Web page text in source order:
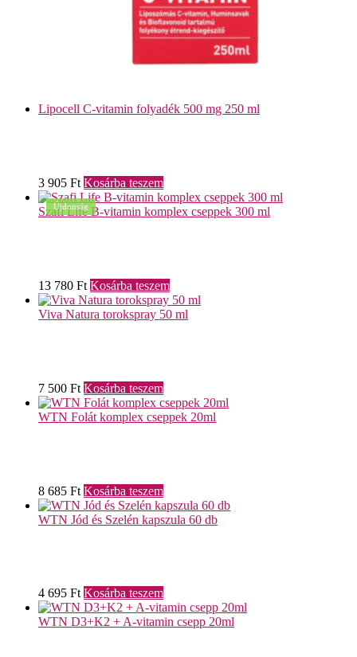
Lipocell C-vitamin folyadék 500 mg 250 ml
3 905 Ft Kosárba teszem
Újdonság
Szafi Life B-vitamin komplex cseppek 300 ml
13 780 Ft Kosárba teszem
Viva Natura torokspray 50 ml
7 500 Ft Kosárba teszem
WTN Folát komplex cseppek 20ml
8 685 Ft Kosárba teszem
WTN Jód és Szelén kapszula 60 db
4 695 Ft Kosárba teszem
WTN D3+K2 + A-vitamin csepp 20ml